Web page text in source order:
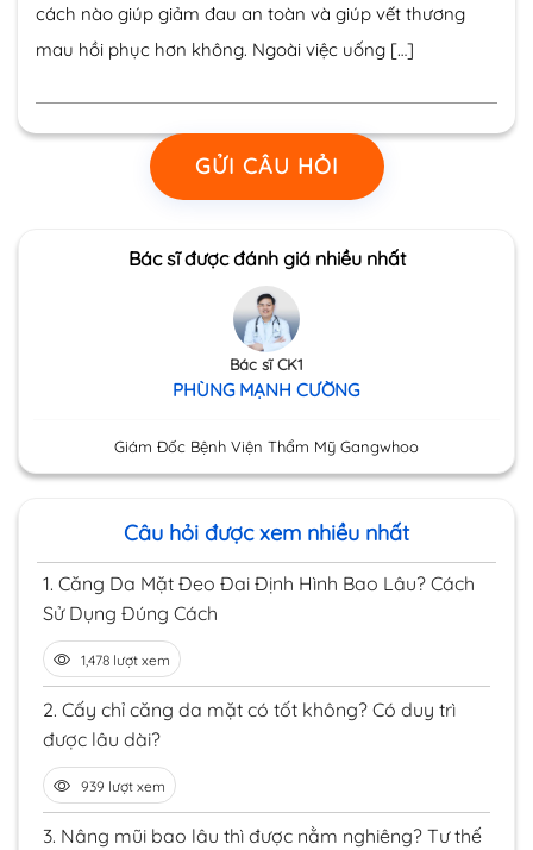
cách nào giúp giảm đau an toàn và giúp vết thương
mau hồi phục hơn không. Ngoài việc uống […]
GỬI CÂU HỎI
Bác sĩ được đánh giá nhiều nhất
Bác sĩ CK1
PHÙNG MẠNH CƯỜNG
Giám Đốc Bệnh Viện Thẩm Mỹ Gangwhoo
Câu hỏi được xem nhiều nhất
1. Căng Da Mặt Đeo Đai Định Hình Bao Lâu? Cách
Sử Dụng Đúng Cách
1,478 lượt xem
2. Cấy chỉ căng da mặt có tốt không? Có duy trì
được lâu dài?
939 lượt xem
3. Nâng mũi bao lâu thì được nằm nghiêng? Tư thế